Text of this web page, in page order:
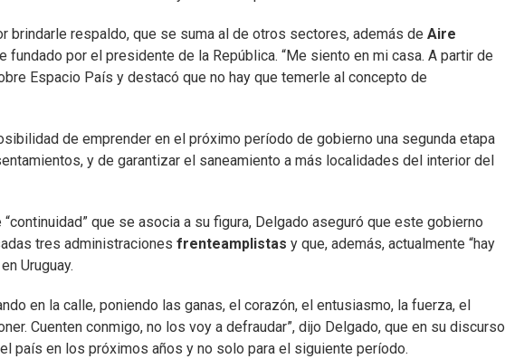
brindarle respaldo, que se suma al de otros sectores, además de Aire
fundado por el presidente de la República. “Me siento en mi casa. A partir de
Espacio País y destacó que no hay que temerle al concepto de
de emprender en el próximo período de gobierno una segunda etapa
y de garantizar el saneamiento a más localidades del interior del
que se asocia a su figura, Delgado aseguró que este gobierno
tres administraciones frenteamplistas y que, además, actualmente “hay
Uruguay.
en la calle, poniendo las ganas, el corazón, el entusiasmo, la fuerza, el
Cuenten conmigo, no los voy a defraudar”, dijo Delgado, que en su discurso
país en los próximos años y no solo para el siguiente período.